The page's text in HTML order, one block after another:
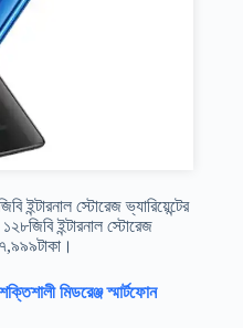
স্টোরেজ ভ্যারিয়েন্টের
ইন্টারনাল স্টোরেজ
মিডরেঞ্জ স্মার্টফোন